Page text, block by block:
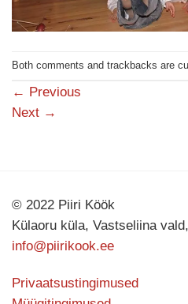
Both comments and trackbacks are
← Previous
Next →
© 2022 Piiri Köök
Külaoru küla, Vastseliina
info@piirikook.ee
Privaatsustingimused